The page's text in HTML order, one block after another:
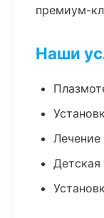
премиум-
Наши
Лечение
Детская